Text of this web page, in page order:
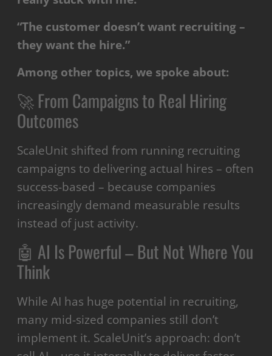
“The customer doesn’t want recruiting –
they want the hire.”
Among other topics, we spoke about:
🚀 From Campaigns to Real Hiring
Outcomes
ScaleUnit shifted from running recruiting
campaigns to delivering actual hires – often
success-based – because companies
increasingly demand measurable results
instead of just activity.
🤖 AI Is Powerful – But Not Where You
Think
While AI has huge potential in recruiting,
many mid-sized companies still don’t
implement it. ScaleUnit’s approach: don’t